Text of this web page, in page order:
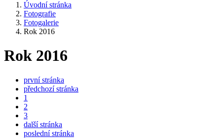
Úvodní stránka
Fotografie
Fotogalerie
Rok 2016
Rok 2016
první stránka
předchozí stránka
1
2
3
další stránka
poslední stránka